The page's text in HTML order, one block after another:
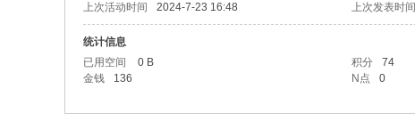
上次活动时间
2024-7-23 16:48 上次发表时间
统计信息
已用空间
0 B 积分 74
金钱
136 N点 0